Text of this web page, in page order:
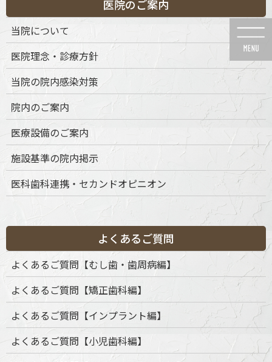
ン
ン
に
動
ビ
ー
ョ
に
動
News
HOME News インプラント治療 jyunbi
医院のご案内
当院について
医院理念・診療方針
当院の院内感染対策
院内のご案内
医療設備のご案内
施設基準の院内掲示
医科歯科連携・セカンドオピニオン
よくあるご質問
よくあるご質問【むし歯・歯周病編】
よくあるご質問【矯正歯科編】
よくあるご質問【インプラント編】
よくあるご質問【小児歯科編】